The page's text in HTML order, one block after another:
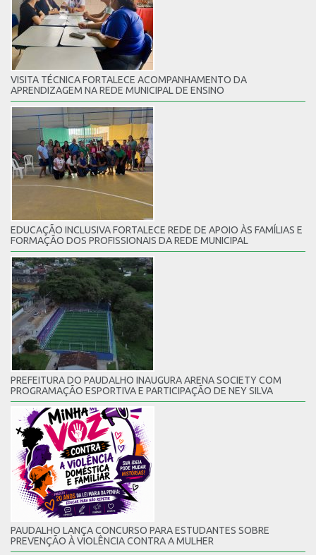
VISITA TÉCNICA FORTALECE ACOMPANHAMENTO DA
APRENDIZAGEM NA REDE MUNICIPAL DE ENSINO
EDUCAÇÃO INCLUSIVA FORTALECE REDE DE APOIO ÀS FAMÍLIAS E
FORMAÇÃO DOS PROFISSIONAIS DA REDE MUNICIPAL
PREFEITURA DO PAUDALHO INAUGURA ARENA SOCIETY COM
PROGRAMAÇÃO ESPORTIVA E PARTICIPAÇÃO DE NEY SILVA
PAUDALHO LANÇA CONCURSO PARA ESTUDANTES SOBRE
PREVENÇÃO À VIOLÊNCIA CONTRA A MULHER